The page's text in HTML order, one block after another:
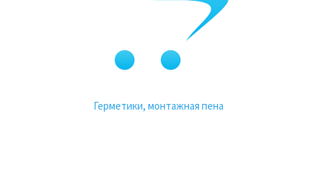
Герметики, монтажная пена